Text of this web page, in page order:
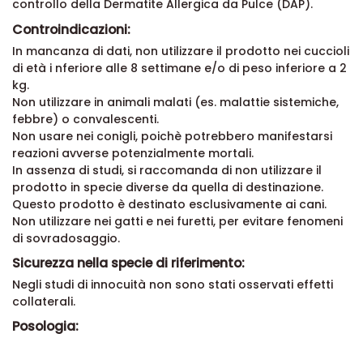
controllo della Dermatite Allergica da Pulce (DAP).
Controindicazioni:
In mancanza di dati, non utilizzare il prodotto nei cuccioli
di età i nferiore alle 8 settimane e/o di peso inferiore a 2
kg.
Non utilizzare in animali malati (es. malattie sistemiche,
febbre) o convalescenti.
Non usare nei conigli, poichè potrebbero manifestarsi
reazioni avverse potenzialmente mortali.
In assenza di studi, si raccomanda di non utilizzare il
prodotto in specie diverse da quella di destinazione.
Questo prodotto è destinato esclusivamente ai cani.
Non utilizzare nei gatti e nei furetti, per evitare fenomeni
di sovradosaggio.
Sicurezza nella specie di riferimento:
Negli studi di innocuità non sono stati osservati effetti
collaterali.
Posologia: